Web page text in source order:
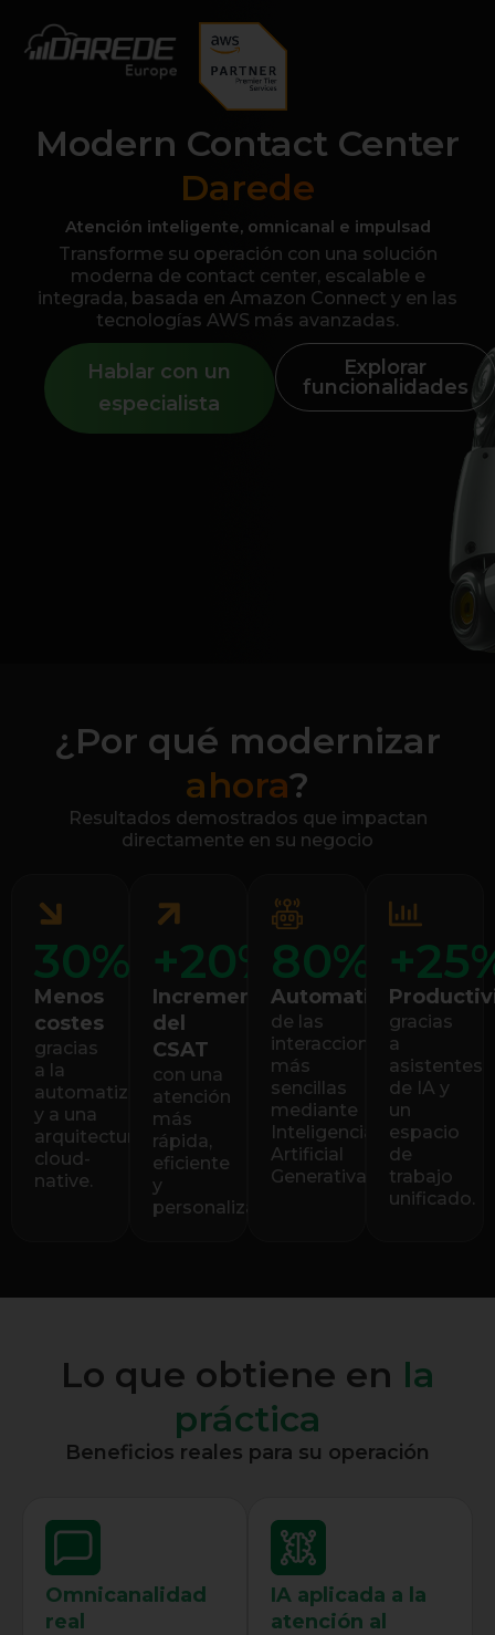
Modern Contact Center
Darede
Atención inteligente, omnicanal e impulsad
Transforme su operación con una solución
moderna de contact center, escalable e
integrada, basada en Amazon Connect y en las
tecnologías AWS más avanzadas.
Hablar con un
especialista
Explorar
funcionalidades
¿Por qué modernizar
ahora?
Resultados demostrados que impactan
directamente en su negocio
30%
Menos
costes
gracias
a la
automatización
y a una
arquitectura
cloud-
native.
+20%
Incremento
del
CSAT
con una
atención
más
rápida,
eficiente
y
personalizada.
80%
Automatización
de las
interacciones
más
sencillas
mediante
Inteligencia
Artificial
Generativa.
+25
gracias
a
asistentes
de IA y
un
espacio
de
trabajo
unificado.
Lo que obtiene en la
práctica
Beneficios reales para su operación
Omnicanalidad
real
IA aplicada a la
atención al